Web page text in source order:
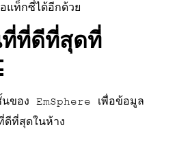
แท็กซี่ได้อีกด้วย
ที่ดีที่สุดที่
นของ EmSphere เพื่อข้อมูล
ดีที่สุดในห้าง